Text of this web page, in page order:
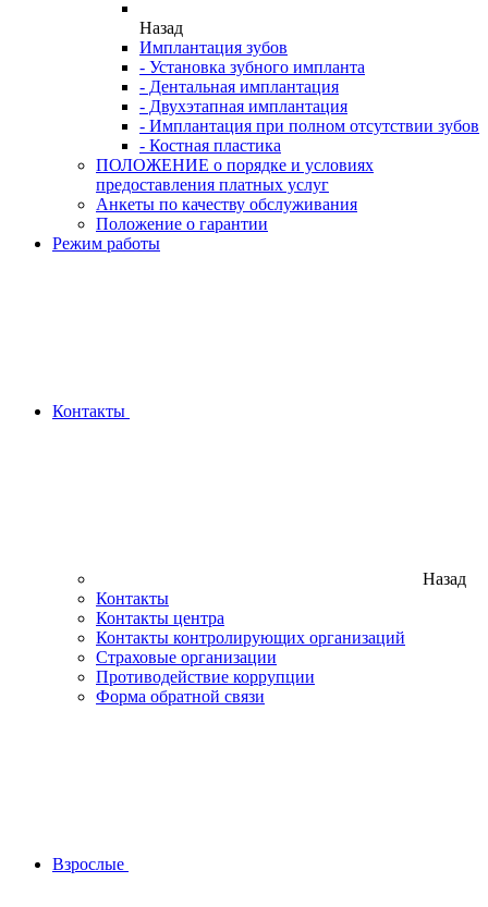
Назад
Имплантация зубов
- Установка зубного импланта
- Дентальная имплантация
- Двухэтапная имплантация
- Имплантация при полном отсутствии зубов
- Костная пластика
ПОЛОЖЕНИЕ о порядке и условиях
предоставления платных услуг
Анкеты по качеству обслуживания
Положение о гарантии
Режим работы
Контакты
Назад
Контакты
Контакты центра
Контакты контролирующих организаций
Страховые организации
Противодействие коррупции
Форма обратной связи
Взрослые